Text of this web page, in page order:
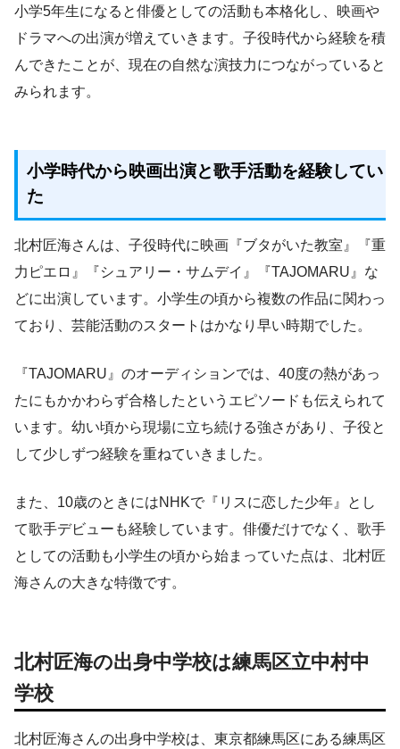
小学5年生になると俳優としての活動も本格化し、映画や
ドラマへの出演が増えていきます。子役時代から経験を積
んできたことが、現在の自然な演技力につながっていると
みられます。
小学時代から映画出演と歌手活動を経験してい
た
北村匠海さんは、子役時代に映画『ブタがいた教室』『重
力ピエロ』『シュアリー・サムデイ』『TAJOMARU』な
どに出演しています。小学生の頃から複数の作品に関わっ
ており、芸能活動のスタートはかなり早い時期でした。
『TAJOMARU』のオーディションでは、40度の熱があっ
たにもかかわらず合格したというエピソードも伝えられて
います。幼い頃から現場に立ち続ける強さがあり、子役と
して少しずつ経験を重ねていきました。
また、10歳のときにはNHKで『リスに恋した少年』とし
て歌手デビューも経験しています。俳優だけでなく、歌手
としての活動も小学生の頃から始まっていた点は、北村匠
海さんの大きな特徴です。
北村匠海の出身中学校は練馬区立中村中
学校
北村匠海さんの出身中学校は、東京都練馬区にある練馬区